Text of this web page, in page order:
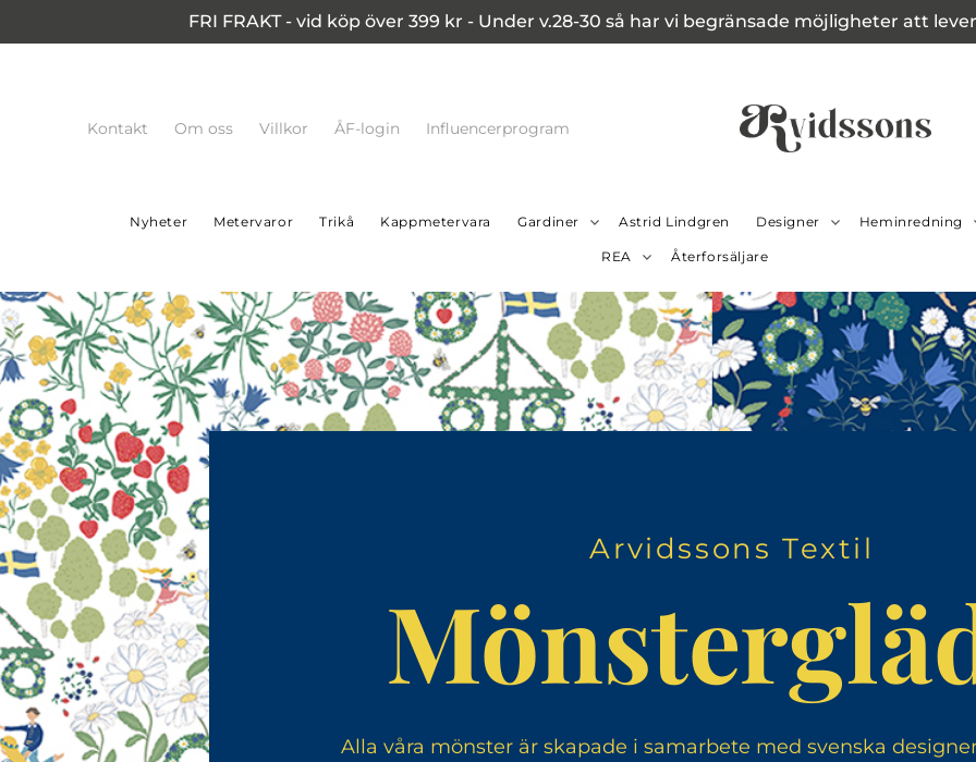
FRI FRAKT - vid köp över 399 kr - Under v.28-30 så har vi begränsade möjligheter att
Kontakt Om oss Villkor ÅF-login Influencerprogram
Nyheter Metervaror Trikå Kappmetervara Gardiner Astrid Lindgren Designer Heminredning
REA Återforsäljare
Arvidssons Textil
Alla våra mönster är skapade i samarbete med svenska